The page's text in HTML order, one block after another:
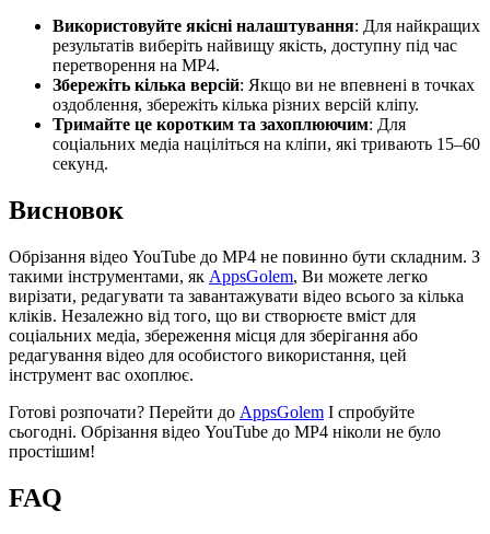
Використовуйте якісні налаштування: Для найкращих
результатів виберіть найвищу якість, доступну під час
перетворення на MP4.
Збережіть кілька версій: Якщо ви не впевнені в точках
оздоблення, збережіть кілька різних версій кліпу.
Тримайте це коротким та захоплюючим: Для
соціальних медіа націліться на кліпи, які тривають 15–60
секунд.
Висновок
Обрізання відео YouTube до MP4 не повинно бути складним. З
такими інструментами, як AppsGolem, Ви можете легко
вирізати, редагувати та завантажувати відео всього за кілька
кліків. Незалежно від того, що ви створюєте вміст для
соціальних медіа, збереження місця для зберігання або
редагування відео для особистого використання, цей
інструмент вас охоплює.
Готові розпочати? Перейти до AppsGolem І спробуйте
сьогодні. Обрізання відео YouTube до MP4 ніколи не було
простішим!
FAQ